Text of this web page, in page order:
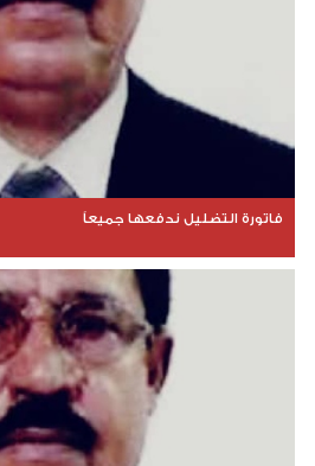
فاتورة التضليل ندفعها جميعاً